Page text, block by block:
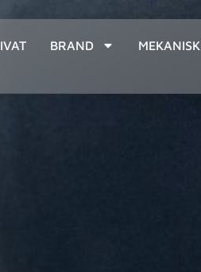
BRAND MEKANISK